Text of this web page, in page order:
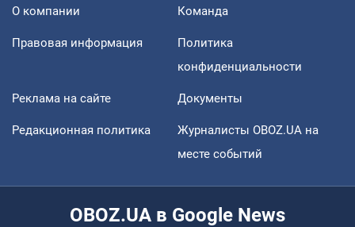
О компании Команда
Правовая информация
Политика
конфиденциальности
Реклама на сайте Документы
Редакционная политика
Журналисты OBOZ.UA на
месте событий
OBOZ.UA в Google News